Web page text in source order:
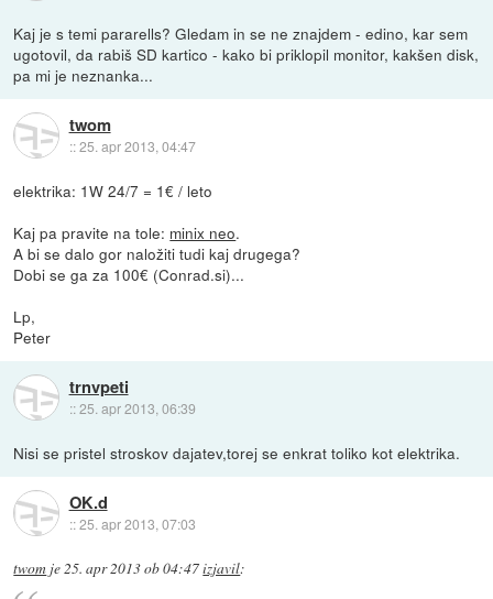
Kaj je s temi pararells? Gledam in se ne znajdem - edino, kar sem
ugotovil, da rabiš SD kartico - kako bi priklopil monitor, kakšen disk,
pa mi je neznanka...
twom
::25. apr 2013, 04:47
elektrika: 1W 24/7 = 1€ / leto
Kaj pa pravite na tole: minix neo.
A bi se dalo gor naložiti tudi kaj drugega?
Dobi se ga za 100€ (Conrad.si)...
Lp,
Peter
trnvpeti
::25. apr 2013, 06:39
Nisi se pristel stroskov dajatev,torej se enkrat toliko kot elektrika.
OK.d
::25. apr 2013, 07:03
twom je25. apr 2013 ob 04:47izjavil: